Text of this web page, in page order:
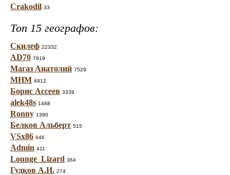
Crakodil 33
Топ 15 географов:
Скилеф 22332
AD70 7819
Магаз Анатолий 7529
МНМ 4912
Борис Ассеев 3339
alek48s 1488
Ronny 1390
Белков Альберт 515
VSx86 446
Admin 411
Lounge_Lizard 364
Гудков А.И. 274